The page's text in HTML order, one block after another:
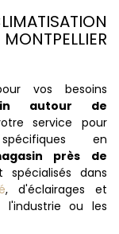
vos besoins
autour de
service pour
en
près de
dans
, d'éclairages et
l'industrie ou les